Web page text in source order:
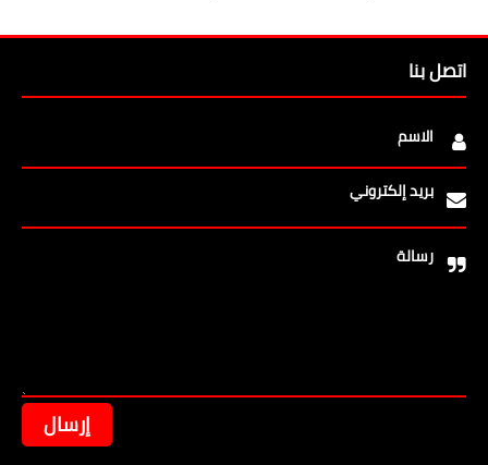
اتصل بنا
الاسم
بريد إلكتروني
رسالة